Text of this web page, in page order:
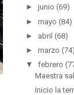
► junio (69)
► mayo (84)
► abril (68)
► marzo (74)
▼
febrero
Maestra
Inicio la